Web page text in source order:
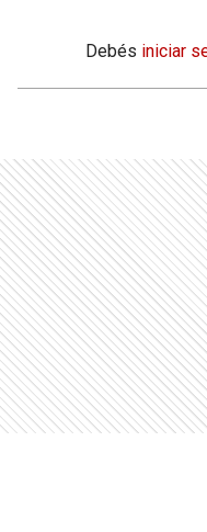
Debés iniciar